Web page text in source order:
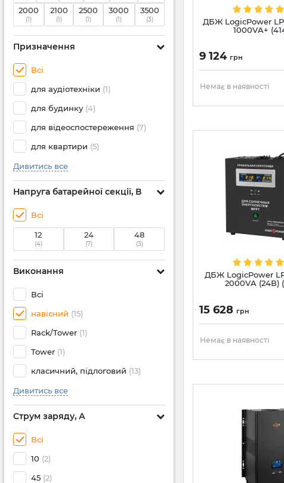
2000
(1)
2100
(1)
2500
(1)
3000
(1)
3500
(3)
Призначення
Всі
для аудіотехніки (1)
для будинку (4)
для відеоспостереження (7)
для квартири (5)
Дивитись все
Напруга батарейної секції, В
Всі
12
(4)
24
(7)
48
(3)
Виконання
Всі
навісний (15)
Rack/Tower (1)
Tower (1)
класичний, підлоговий (13)
Дивитись все
Струм заряду, А
Всі
10 (2)
45 (2)
ДБЖ LogicPower
1000VA+
9 124 грн
Немає в наявності
ДБЖ LogicPower
2000VA (24В)
15 628 грн
Немає в наявності